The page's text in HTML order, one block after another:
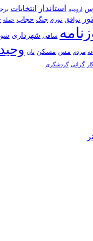
ارومیه استاندار انتخابات
توافق تورم جنگ حجاب حمله
ساقی شهرداری
مردم مس مسکن نان
گاز گرانی گردشگری